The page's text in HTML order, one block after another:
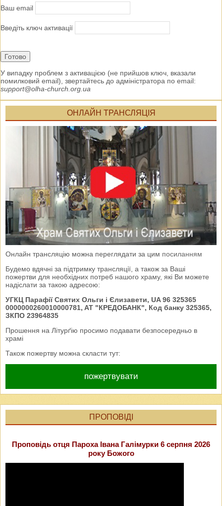
Ваш email
Введіть ключ активації
Готово
У випадку проблем з активацією (не прийшов ключ, вказали
помилковий email), звертайтесь до адміністратора по email:
support@olha-church.org.ua
ОНЛАЙН ТРАНСЛЯЦІЯ
Онлайн трансляцію можна переглядати за цим посиланням
Будемо вдячні за підтримку трансляції, а також за Ваші
пожертви для необхідних потреб нашого храму, які Ви можете
надіслати за такою адресою:
УГКЦ Парафії Святих Ольги і Єлизавети, UA 96 325365
0000000260010000781, AT "КРЕДОБАНК", Код банку 325365,
ЗКПО 23964835
Прошення на Літурґію просимо подавати безпосередньо в
храмі
Також пожертву можна скласти тут:
пожертвувати
ПРОПОВІДІ
Проповідь отця Пароха Івана Галімурки 6 серпня 2026
року Божого